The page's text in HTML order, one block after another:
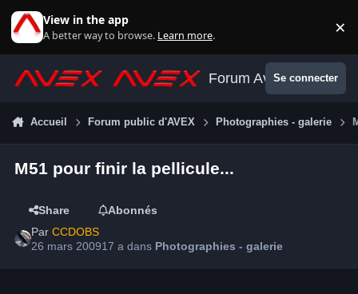
View in the app
A better way to browse. Learn more. ×
Forum AvexSe connecter
Accueil Forum public d'AVEX Photographies - galerie
M51 pour finir la pellicule...
Share
Abonnés
ParCCDOBS
26 mars 200917 a dans Photographies - galerie